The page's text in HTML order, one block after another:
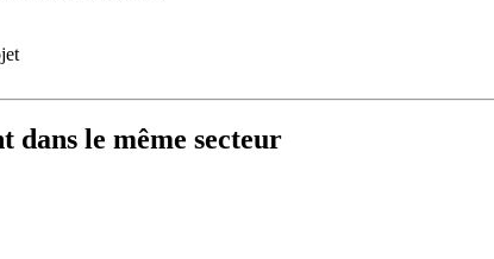
dans le même secteur